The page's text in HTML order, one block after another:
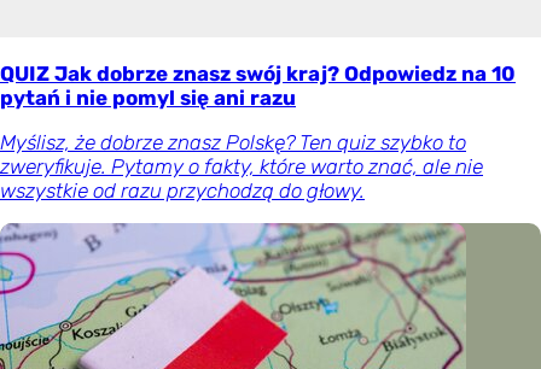
QUIZ Jak dobrze znasz swój kraj? Odpowiedz na 10
pytań i nie pomyl się ani razu
Myślisz, że dobrze znasz Polskę? Ten quiz szybko to
zweryfikuje. Pytamy o fakty, które warto znać, ale nie
wszystkie od razu przychodzą do głowy.